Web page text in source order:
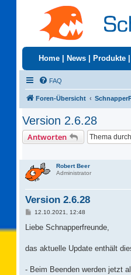
Home News Produkte
FAQ
Foren-Übersicht
Version 2.6.28
Antworten
Robert Beer
Administrator
Version 2.6.28
B
i
a
12.10.2021, 12:48
Liebe Schnapperfreunde,
das aktuelle Update enthält
- Beim Beenden werden jetzt